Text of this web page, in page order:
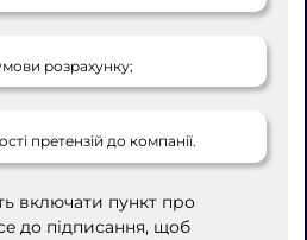
розрахунку;
претензій до компанії.
включати пункт про
до підписання, щоб